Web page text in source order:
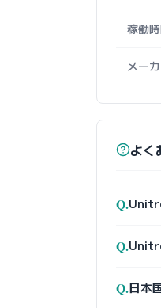
稼働
メー
よく
Q.
Q.
Q.日本